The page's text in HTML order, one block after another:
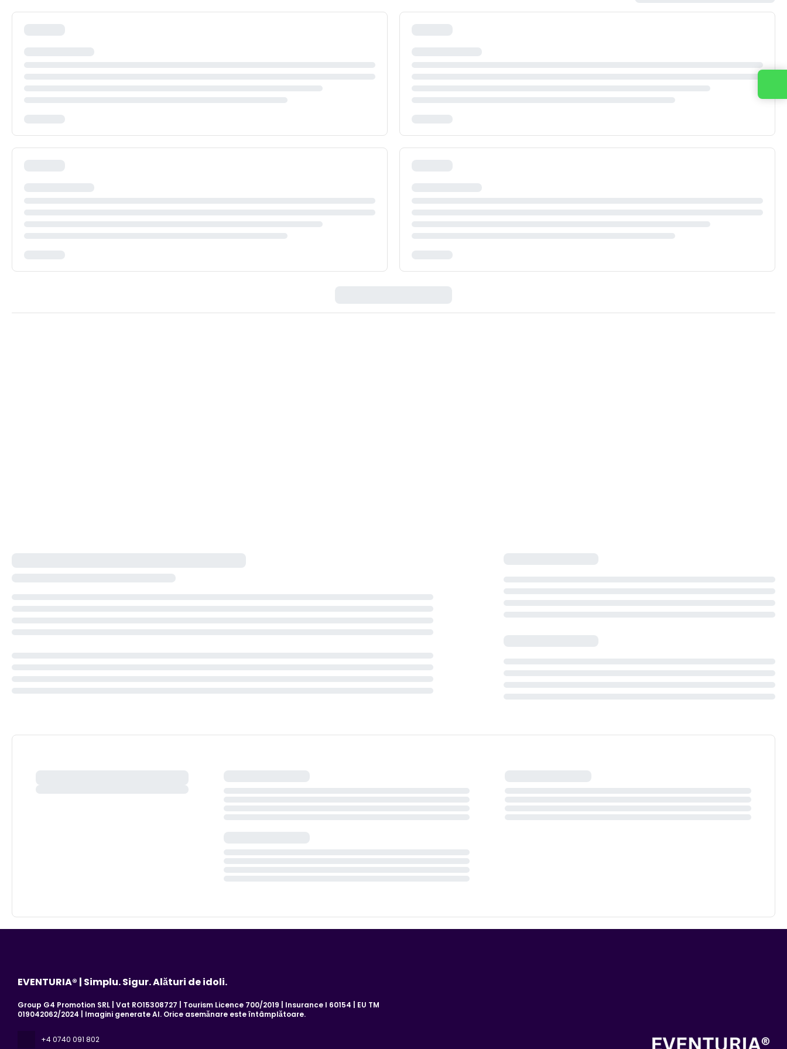
EVENTURIA® | Simplu. Sigur. Alături de idoli.
Group G4 Promotion SRL | Vat RO15308727 | Tourism Licence 700/2019 | Insurance I 60154 | EU TM
019042062/2024 | Imagini generate AI. Orice asemănare este întâmplătoare.
+4 0740 091 802